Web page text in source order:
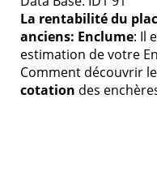
La rentabilité du
anciens: Enclume: Il
estimation de votre
Comment découvrir
cotation des